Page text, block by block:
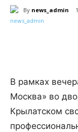
By news_admin
В рамках
Москва» во
Крылатском